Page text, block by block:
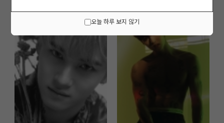
오늘 하루 보지 않기